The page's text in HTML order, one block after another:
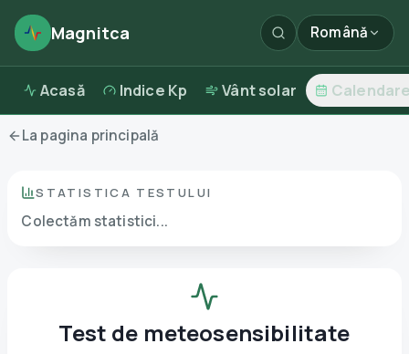
Magnitca Română
Acasă Indice Kp Vânt solar
La pagina principală
STATISTICA TESTULUI
Colectăm statistici...
Test de meteosensibilitate